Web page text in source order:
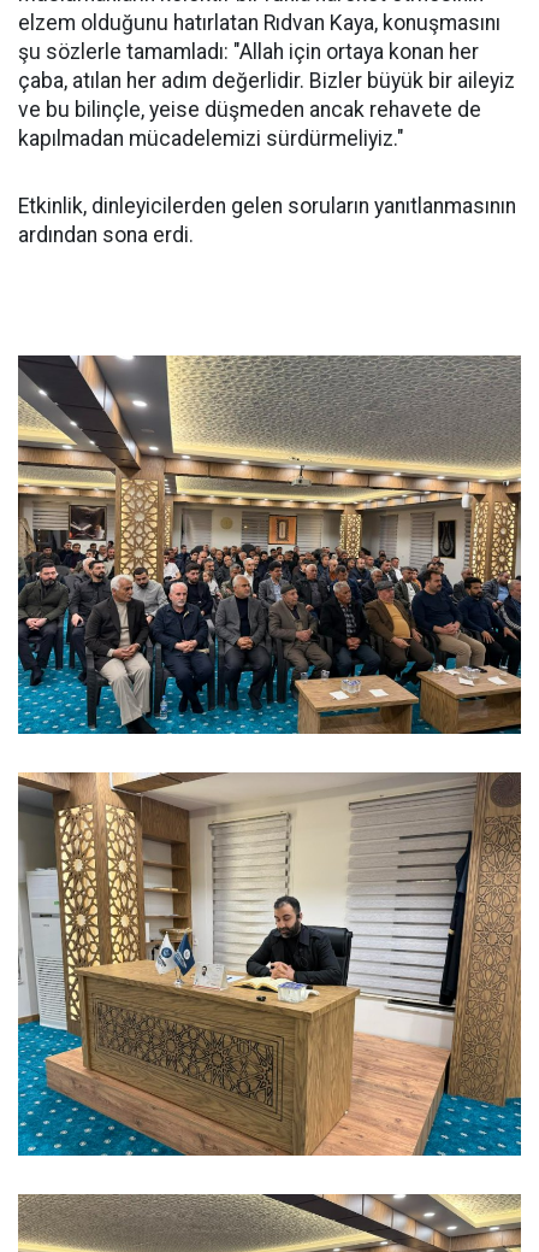
elzem olduğunu hatırlatan Rıdvan Kaya, konuşmasını
şu sözlerle tamamladı: "Allah için ortaya konan her
çaba, atılan her adım değerlidir. Bizler büyük bir aileyiz
ve bu bilinçle, yeise düşmeden ancak rehavete de
kapılmadan mücadelemizi sürdürmeliyiz."
Etkinlik, dinleyicilerden gelen soruların yanıtlanmasının
ardından sona erdi.